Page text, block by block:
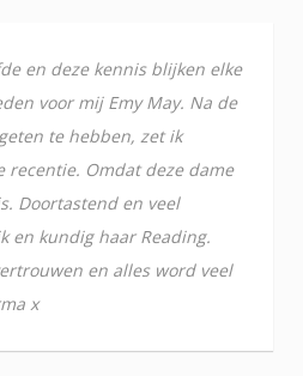
en deze kennis blijken elke
voor mij Emy May. Na de
te hebben, zet ik
recentie. Omdat deze dame
Doortastend en veel
en kundig haar Reading.
en alles word veel
x